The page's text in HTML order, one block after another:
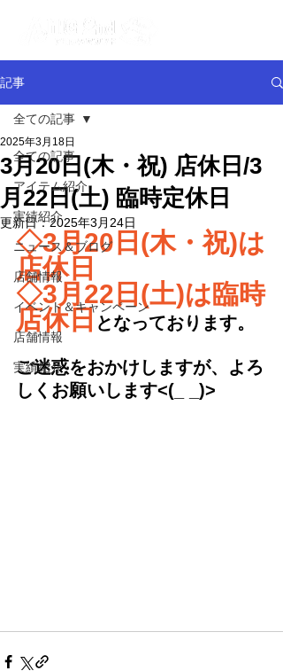
記事
全ての記事
アイテム紹介
実績紹介
ニュース＆ブログ
店舗情報
イベント＆キャンペーン
店舗情報
実績紹介
全ての記事
3月20日(木・祝) 店休日/3
月22日(土) 臨時定休日
2025年3月18日
更新日：2025年3月24日
◇3月20日(木・祝)は
店休日
◇3月22日(土)は臨時
店休日となっております。
ご迷惑をおかけしますが、よろ
しくお願いします<(_ _)>